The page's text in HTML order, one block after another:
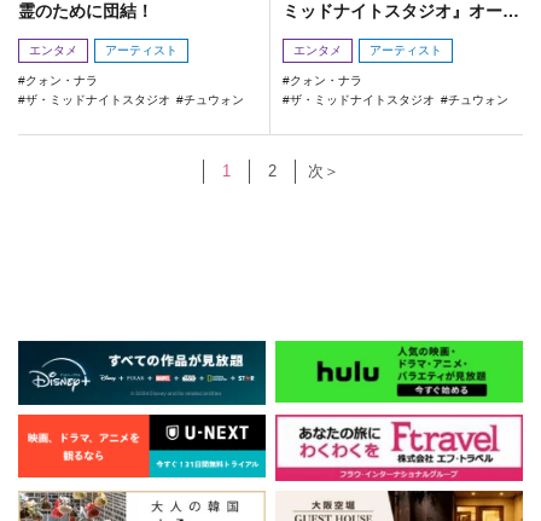
霊のために団結！
エンタメ アーティスト
クォン・ナラ
ザ・ミッドナイトスタジオ
チュウォン
ミッドナイトスタジオ』オープ
ン！
エンタメ アーティスト
クォン・ナラ
ザ・ミッドナイトスタジオ
チュウォン
1 2 次＞